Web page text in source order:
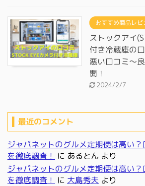
おすすめ商品レビ
ストックアイ
付き冷蔵庫の
悪い口コミ～
開！
2024/2/7
最近のコメント
ジャパネットのグルメ定期便は高い
を徹底調査！ に あるとん より
ジャパネットのグルメ定期便は高い
を徹底調査！ に 大島秀夫 より